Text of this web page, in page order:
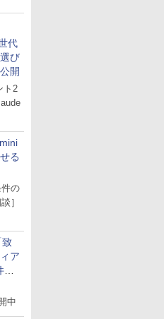
代
び
開
ト2
る
の
］
致
ア
中